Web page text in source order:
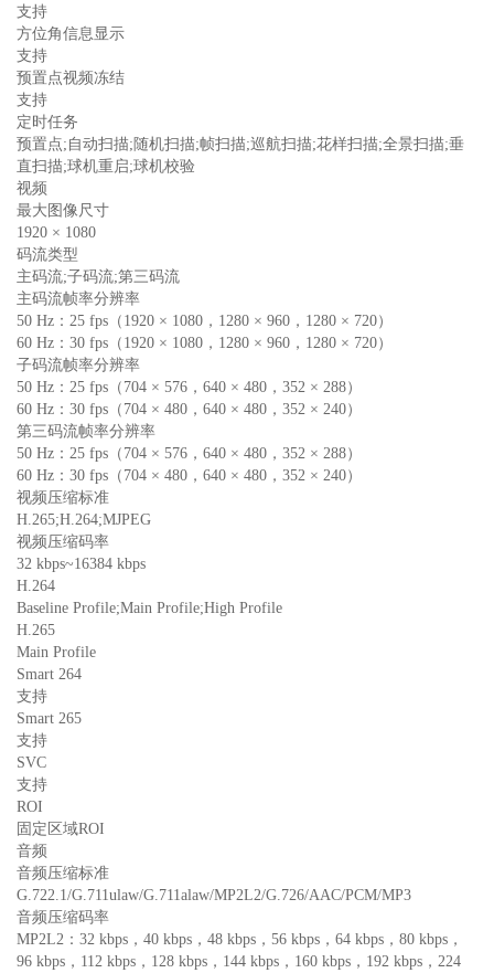
支持
方位角信息显示
支持
预置点视频冻结
支持
定时任务
预置点;自动扫描;随机扫描;帧扫描;巡航扫描;花样扫描;全景扫描;垂
直扫描;球机重启;球机校验
视频
最大图像尺寸
1920 × 1080
码流类型
主码流;子码流;第三码流
主码流帧率分辨率
50 Hz：25 fps（1920 × 1080，1280 × 960，1280 × 720）
60 Hz：30 fps（1920 × 1080，1280 × 960，1280 × 720）
子码流帧率分辨率
50 Hz：25 fps（704 × 576，640 × 480，352 × 288）
60 Hz：30 fps（704 × 480，640 × 480，352 × 240）
第三码流帧率分辨率
50 Hz：25 fps（704 × 576，640 × 480，352 × 288）
60 Hz：30 fps（704 × 480，640 × 480，352 × 240）
视频压缩标准
H.265;H.264;MJPEG
视频压缩码率
32 kbps~16384 kbps
H.264
Baseline Profile;Main Profile;High Profile
H.265
Main Profile
Smart 264
支持
Smart 265
支持
SVC
支持
ROI
固定区域ROI
音频
音频压缩标准
G.722.1/G.711ulaw/G.711alaw/MP2L2/G.726/AAC/PCM/MP3
音频压缩码率
MP2L2：32 kbps，40 kbps，48 kbps，56 kbps，64 kbps，80 kbps，
96 kbps，112 kbps，128 kbps，144 kbps，160 kbps，192 kbps，224